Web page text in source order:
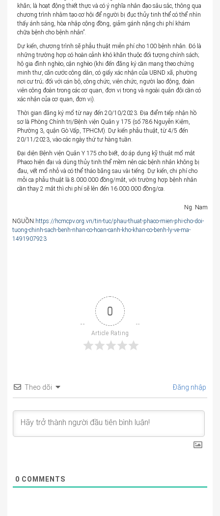
khăn; là hoạt động thiết thực và có ý nghĩa nhân đạo sâu sắc, thông qua
chương trình nhằm tạo cơ hội để người bị đục thủy tinh thể có thể nhìn
thấy ánh sáng, hòa nhập cộng đồng, giảm gánh nặng chi phí khám
chữa bệnh cho bệnh nhân”.
Dự kiến, chương trình sẽ phẫu thuật miễn phí cho 100 bệnh nhân. Đó là
những trường hợp có hoàn cảnh khó khăn thuộc đối tượng chính sách;
hộ gia đình nghèo, cận nghèo (khi đến đăng ký cần mang theo chứng
minh thư, căn cước công dân, có giấy xác nhận của UBND xã, phường
nơi cư trú; đối với cán bộ, công chức, viên chức, người lao động, đoàn
viên công đoàn trong các cơ quan, đơn vị trong và ngoài quân đội cần có
xác nhận của cơ quan, đơn vị).
Thời gian đăng ký mổ từ nay đến 20/10/2023. Địa điểm tiếp nhận hồ
sơ là Phòng Chính trị/Bệnh viện Quân y 175 (số 786 Nguyễn Kiệm,
Phường 3, quận Gò Vấp, TPHCM). Dự kiến phẫu thuật, từ 4/5 đến
20/11/2023, vào các ngày thứ tư hàng tuần.
Đại diện Bệnh viện Quân Y 175 cho biết, do áp dụng kỹ thuật mổ mắt
Phaco hiện đại và dùng thủy tinh thể mềm nên các bệnh nhân không bị
đau, vết mổ nhỏ và có thể tháo băng sau vài tiếng. Dự kiến, chi phí cho
mỗi ca phẫu thuật là 8.000.000 đồng/mắt, với trường hợp bệnh nhân
cần thay 2 mắt thì chi phí sẽ lên đến 16.000.000 đồng/ca.
Ng. Nam
NGUỒN: https://hcmcpv.org.vn/tin-tuc/phau-thuat-phaco-mien-phi-cho-doi-
tuong-chinh-sach-benh-nhan-co-hoan-canh-kho-khan-co-benh-ly-ve-ma-
1491907923
0
Article Rating
Theo dõi Đăng nhập
0 COMMENTS